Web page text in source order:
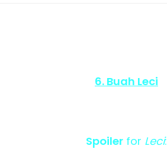
6. Buah Leci
Spoiler for Leci: